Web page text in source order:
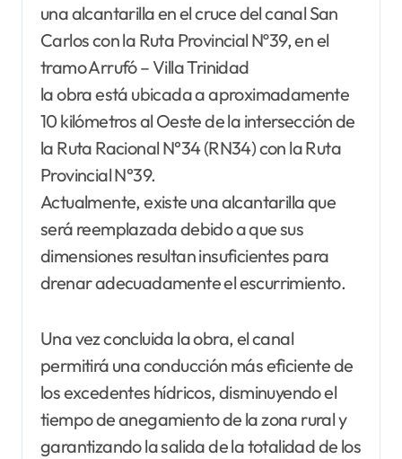
una alcantarilla en el cruce del canal San
Carlos con la Ruta Provincial Nº39, en el
tramo Arrufó – Villa Trinidad
la obra está ubicada a aproximadamente
10 kilómetros al Oeste de la intersección de
la Ruta Racional N°34 (RN34) con la Ruta
Provincial N°39.
Actualmente, existe una alcantarilla que
será reemplazada debido a que sus
dimensiones resultan insuficientes para
drenar adecuadamente el escurrimiento.
Una vez concluida la obra, el canal
permitirá una conducción más eficiente de
los excedentes hídricos, disminuyendo el
tiempo de anegamiento de la zona rural y
garantizando la salida de la totalidad de los